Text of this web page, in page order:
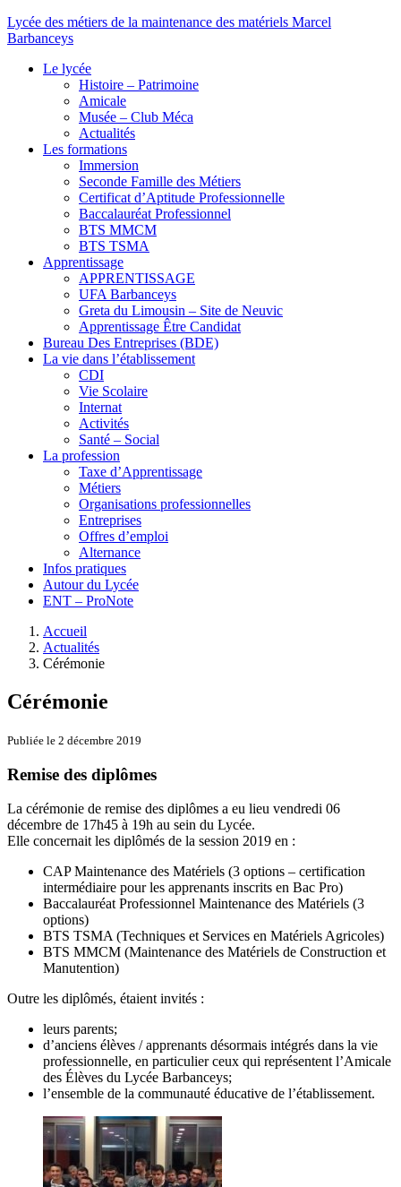
Lycée des métiers de la maintenance des matériels Marcel
Barbanceys
Le lycée
Histoire – Patrimoine
Amicale
Musée – Club Méca
Actualités
Les formations
Immersion
Seconde Famille des Métiers
Certificat d’Aptitude Professionnelle
Baccalauréat Professionnel
BTS MMCM
BTS TSMA
Apprentissage
APPRENTISSAGE
UFA Barbanceys
Greta du Limousin – Site de Neuvic
Apprentissage Être Candidat
Bureau Des Entreprises (BDE)
La vie dans l’établissement
CDI
Vie Scolaire
Internat
Activités
Santé – Social
La profession
Taxe d’Apprentissage
Métiers
Organisations professionnelles
Entreprises
Offres d’emploi
Alternance
Infos pratiques
Autour du Lycée
ENT – ProNote
Accueil
Actualités
Cérémonie
Cérémonie
Publiée le 2 décembre 2019
Remise des diplômes
La cérémonie de remise des diplômes a eu lieu vendredi 06
décembre de 17h45 à 19h au sein du Lycée.
Elle concernait les diplômés de la session 2019 en :
CAP Maintenance des Matériels (3 options – certification
intermédiaire pour les apprenants inscrits en Bac Pro)
Baccalauréat Professionnel Maintenance des Matériels (3
options)
BTS TSMA (Techniques et Services en Matériels Agricoles)
BTS MMCM (Maintenance des Matériels de Construction et
Manutention)
Outre les diplômés, étaient invités :
leurs parents;
d’anciens élèves / apprenants désormais intégrés dans la vie
professionnelle, en particulier ceux qui représentent l’Amicale
des Élèves du Lycée Barbanceys;
l’ensemble de la communauté éducative de l’établissement.